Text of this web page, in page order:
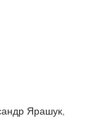
Ярашук,